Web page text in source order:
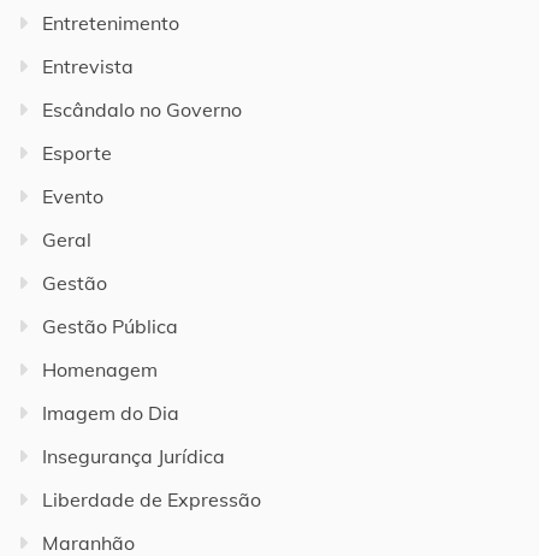
Entretenimento
Entrevista
Escândalo no Governo
Esporte
Evento
Geral
Gestão
Gestão Pública
Homenagem
Imagem do Dia
Insegurança Jurídica
Liberdade de Expressão
Maranhão